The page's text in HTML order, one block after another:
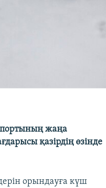
жаңа
қазірдің өзінде
орындауға күш